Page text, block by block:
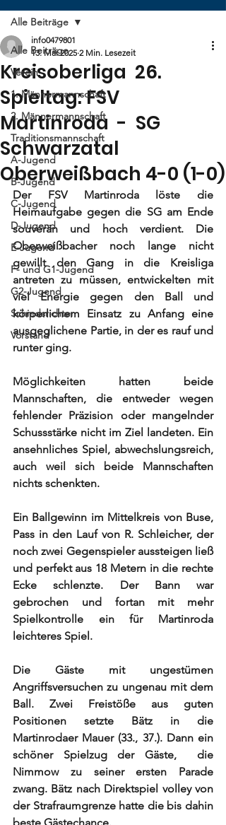
Alle Beiträge
Verein
1. Männermannschaft
2. Männermannschaft
Traditionsmannschaft
A-Jugend
B-Jugend
C-Jugend
D-Jugend
E-Jugend
F- und G1-Jugend
G2-Jugend
Schiedsrichter
Vorstand
Alle Beiträge
Kreisoberliga 26.
Spieltag: FSV
Martinroda - SG
Schwarzatal
Oberweißbach 4-0 (1-0)
info0479801
13. Mai 2025 2 Min. Lesezeit
Der FSV Martinroda löste die
Heimaufgabe gegen die SG am Ende
souverän und hoch verdient. Die
Oberweißbacher noch lange nicht
gewillt den Gang in die Kreisliga
antreten zu müssen, entwickelten mit
viel Energie gegen den Ball und
körperlichem Einsatz zu Anfang eine
ausgeglichene Partie, in der es rauf und
runter ging.
Möglichkeiten hatten beide
Mannschaften, die entweder wegen
fehlender Präzision oder mangelnder
Schussstärke nicht im Ziel landeten. Ein
ansehnliches Spiel, abwechslungsreich,
auch weil sich beide Mannschaften
nichts schenkten.
Ein Ballgewinn im Mittelkreis von Buse,
Pass in den Lauf von R. Schleicher, der
noch zwei Gegenspieler aussteigen ließ
und perfekt aus 18 Metern in die rechte
Ecke schlenzte. Der Bann war
gebrochen und fortan mit mehr
Spielkontrolle ein für Martinroda
leichteres Spiel.
Die Gäste mit ungestümen
Angriffsversuchen zu ungenau mit dem
Ball. Zwei Freistöße aus guten
Positionen setzte Bätz in die
Martinrodaer Mauer (33., 37.). Dann ein
schöner Spielzug der Gäste,  die
Nimmow zu seiner ersten Parade
zwang. Bätz nach Direktspiel volley von
der Strafraumgrenze hatte die bis dahin